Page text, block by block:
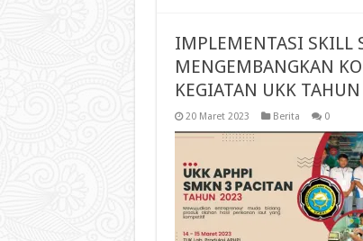
IMPLEMENTASI SKILL
MENGEMBANGKAN
KEGIATAN UKK
20 Maret 2023 Berita 0